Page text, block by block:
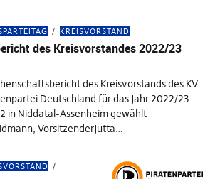
KREISVORSTAND
des Kreisvorstandes 2022/23
des Kreisvorstands des KV
Deutschland für das Jahr 2022/23
in Niddatal-Assenheim gewählt
VorsitzenderJutta…